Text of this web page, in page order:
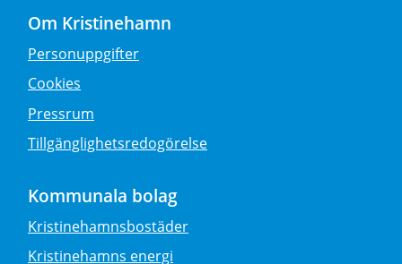
Om Kristinehamn
Personuppgifter
Cookies
Pressrum
Tillgänglighetsredogörelse
Kommunala bolag
Kristinehamnsbostäder
Kristinehamns energi